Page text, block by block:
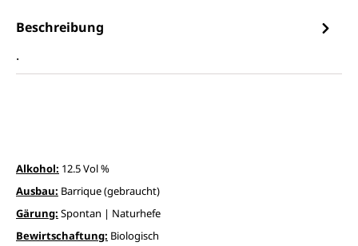
Beschreibung
.
Alkohol: 12.5 Vol %
Ausbau: Barrique (gebraucht)
Gärung: Spontan | Naturhefe
Bewirtschaftung: Biologisch